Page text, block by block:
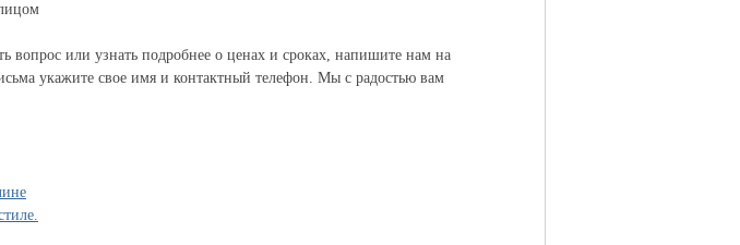
вопрос или узнать подробнее о ценах и сроках, напишите нам на
укажите свое имя и контактный телефон. Мы с радостью вам